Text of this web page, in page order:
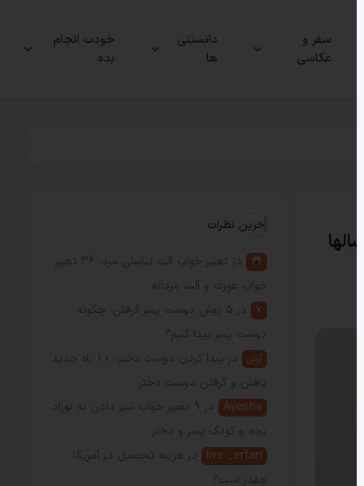
سفر و
عکاسی
دانستنی
ها
خودت انجام
بده
آخرین نظرات
در
تعبیر خواب آلت تناسلی مرد: 36 تعبیر
خواب عورت و آلت مردانه
X در
5 روش دوست پسر گرفتن؛ چگونه
دوست پسر پیدا کنیم؟
آرش در
پیدا کردن دوست دختر: 10 راه جدید
یافتن و گرفتن دوست دختر
Ayesha
در
9 تعبیر خواب شیر دادن به نوزاد،
بچه و کودک پسر و دختر
live _erfan
در
هزینه تحصیل در آمریکا
چقدر است؟